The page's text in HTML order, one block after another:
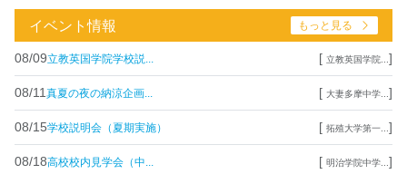
イベント情報 もっと見る
08/09立教英国学院学校説... [ 立教英国学院... ]
08/11 真夏の夜の納涼企画... [ 大妻多摩中学... ]
08/15学校説明会（夏期実施） [ 拓殖大学第一... ]
08/18高校校内見学会（中... [ 明治学院中学... ]